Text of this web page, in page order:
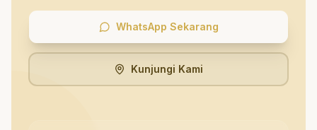
WhatsApp Sekarang
Kunjungi Kami